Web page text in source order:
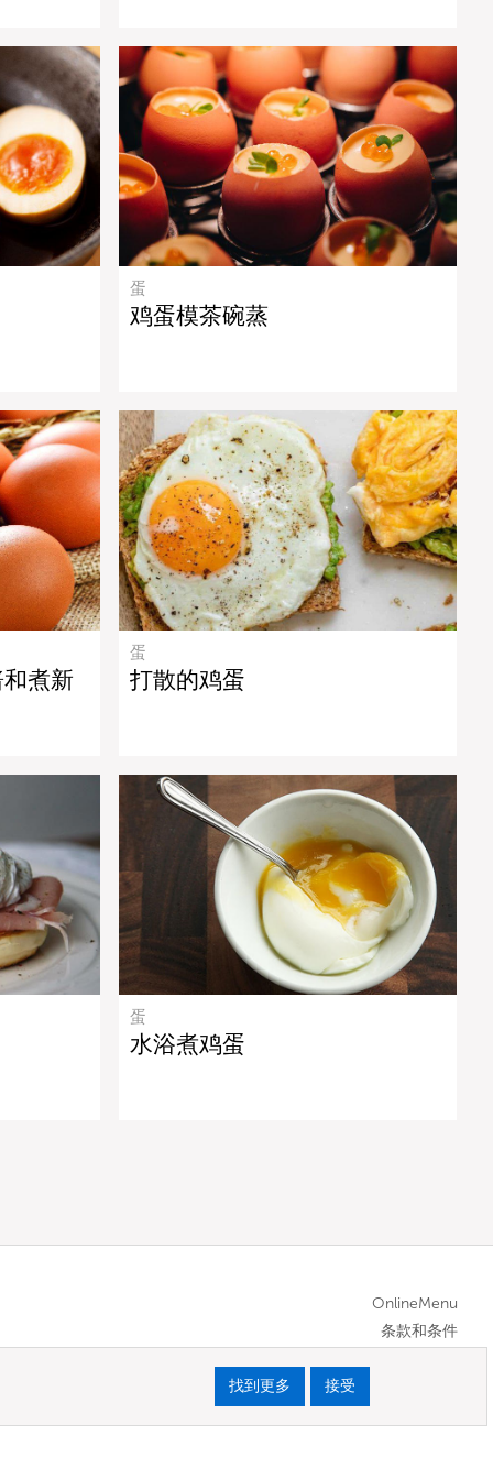
蛋
鸡蛋模茶碗蒸
煮新
蛋
打散的鸡蛋
蛋
水浴煮鸡蛋
OnlineMenu
条款和条件
找到更多 接受